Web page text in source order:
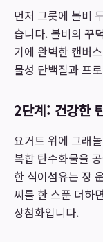
먼저 그릇에 볼비
습니다. 볼비의 꾸
기에 완벽한 캔버
물성 단백질과 프
2단계: 건강한
요거트 위에 그래
복합 탄수화물을
한 식이섬유는 장
씨를 한 스푼 더하
상첨화입니다.